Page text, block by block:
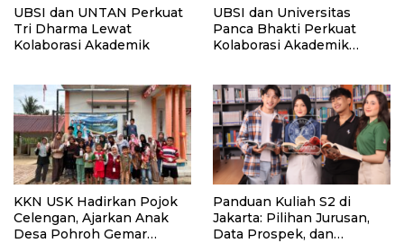
UBSI dan UNTAN Perkuat
Tri Dharma Lewat
Kolaborasi Akademik
UBSI dan Universitas
Panca Bhakti Perkuat
Kolaborasi Akademik
KKN USK Hadirkan Pojok
Celengan, Ajarkan Anak
Desa Pohroh Gemar
Panduan Kuliah S2 di
Jakarta: Pilihan Jurusan,
Data Prospek, dan